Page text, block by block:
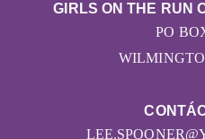
GIRLS ON THE RUN
PO